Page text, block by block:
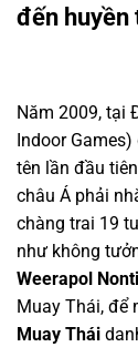
đến huyền
Năm 2009, tại
Indoor
tên lần đầu
châu Á phải
chàng trai 19
như không
Weerapol
Muay Thái, để
Muay Thái